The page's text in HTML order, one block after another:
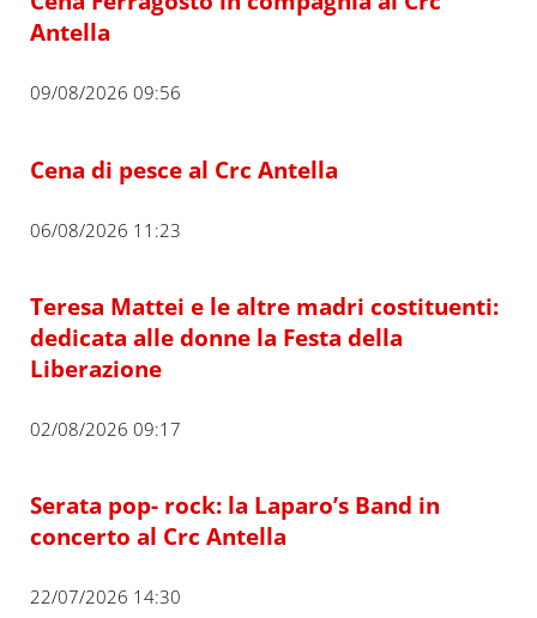
Antella
09/08/2026 09:56
Cena di pesce al Crc Antella
06/08/2026 11:23
Teresa Mattei e le altre madri costituenti:
dedicata alle donne la Festa della
Liberazione
02/08/2026 09:17
Serata pop- rock: la Laparo’s Band in
concerto al Crc Antella
22/07/2026 14:30